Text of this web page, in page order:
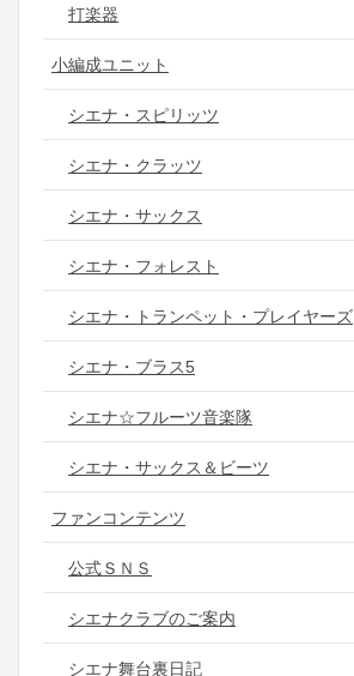
打楽器
小編成ユニット
シエナ・スピリッツ
シエナ・クラッツ
シエナ・サックス
シエナ・フォレスト
シエナ・トランペット・プレイヤーズ
シエナ・ブラス5
シエナ☆フルーツ音楽隊
シエナ・サックス＆ビーツ
ファンコンテンツ
公式ＳＮＳ
シエナクラブのご案内
シエナ舞台裏日記